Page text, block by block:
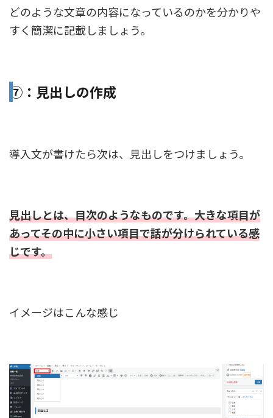
どのような文章の内容になっているのかを分かりや
すく簡潔に記載しましょう。
⑦：見出しの作成
導入文が書けたら次は、見出しをつけましょう。
見出しとは、目次のようなものです。大きな項目が
あってその中に小さい項目で話が分けられている感
じです。
イメージはこんな感じ